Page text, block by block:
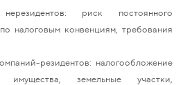
риск постоянного
налоговым конвенциям, требования
резидентов: налогообложение
земельные участки,